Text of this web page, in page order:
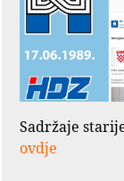
Sadržaje
ovdje